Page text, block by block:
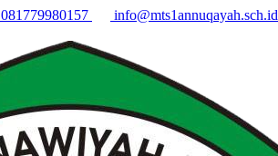
081779980157 info@mts1annuqayah.sch.id